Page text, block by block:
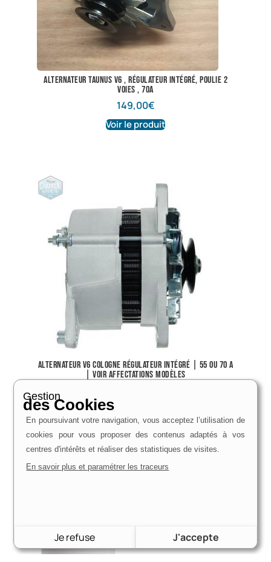
alternateur taunus V6 , régulateur intégré, poulie 2
voies , 70A
149,00€
Voir le produit
Alternateur V6 Cologne régulateur intégré | 55 ou 70 A
| voir affectations modèles
Voir le produit
Gestion
des Cookies
En poursuivant votre navigation, vous acceptez l’utilisation de
cookies pour vous proposer des contenus adaptés à vos
centres d'intérêts et réaliser des statistiques de visites.
En savoir plus et paramétrer les traceurs
Je refuse J'accepte